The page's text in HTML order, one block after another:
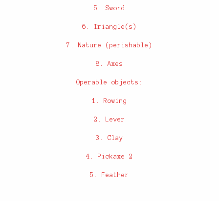
5. Sword
6. Triangle(s)
7. Nature (perishable)
8. Axes
Operable objects:
1. Rowing
2. Lever
3. Clay
4. Pickaxe 2
5. Feather